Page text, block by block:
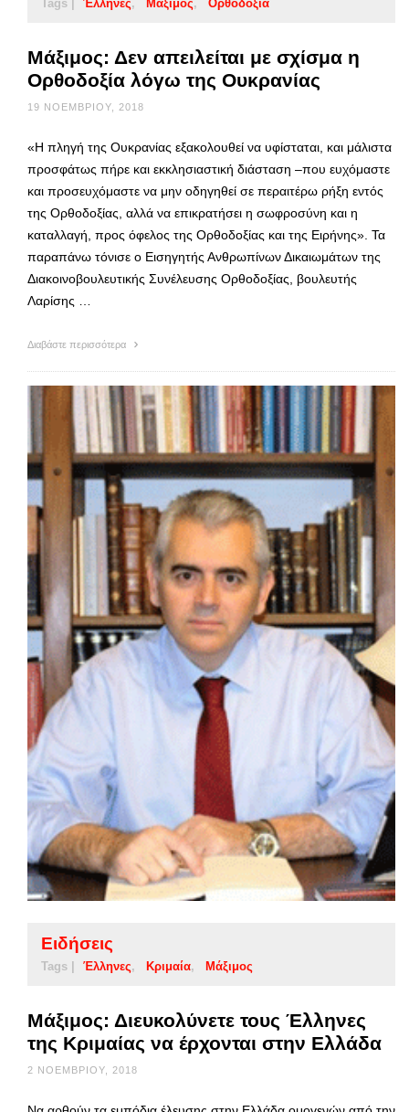
Tags | Έλληνες Μάξιμος Ορθοδοξία
Μάξιμος: Δεν απειλείται με σχίσμα η
Ορθοδοξία λόγω της Ουκρανίας
19 ΝΟΕΜΒΡΊΟΥ, 2018
«Η πληγή της Ουκρανίας εξακολουθεί να υφίσταται, και μάλιστα
προσφάτως πήρε και εκκλησιαστική διάσταση –που ευχόμαστε
και προσευχόμαστε να μην οδηγηθεί σε περαιτέρω ρήξη εντός
της Ορθοδοξίας, αλλά να επικρατήσει η σωφροσύνη και η
καταλλαγή, προς όφελος της Ορθοδοξίας και της Ειρήνης». Τα
παραπάνω τόνισε ο Εισηγητής Ανθρωπίνων Δικαιωμάτων της
Διακοινοβουλευτικής Συνέλευσης Ορθοδοξίας, βουλευτής
Λαρίσης …
Διαβάστε περισσότερα
Ειδήσεις
Tags | Έλληνες Κριμαία Μάξιμος
Μάξιμος: Διευκολύνετε τους Έλληνες
της Κριμαίας να έρχονται στην Ελλάδα
2 ΝΟΕΜΒΡΊΟΥ, 2018